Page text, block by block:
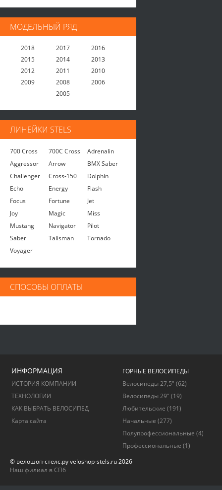
МОДЕЛЬНЫЙ РЯД
2018 2017
2016
2015
2014
2013
2012
2011
2010
2009
2008
2006
2005
ЛИНЕЙКИ STELS
700 Cross 700C Cross
Adrenalin
Aggressor
Arrow
BMX Saber
Challenger
Cross-150
Dolphin
Echo
Energy
Flash
Focus
Fortune
Jet
Joy
Magic
Miss
Mustang
Navigator
Pilot
Saber
Talisman
Tornado
Voyager
СПОСОБЫ ОПЛАТЫ
ИНФОРМАЦИЯ
ИСТОРИЯ КОМПАНИИ
ТЕХНОЛОГИИ
КАК ВЫБРАТЬ ВЕЛОСИПЕД
Карта сайта
ГОРНЫЕ ВЕЛОСИПЕДЫ
Велосипеды 27,5" (62)
Велосипеды 29" (19)
Любительские (191)
Начальные (277)
Полупрофессиональные (4)
Профессиональные (1)
© велошоп-стелс.ру veloshop-stels.ru 2026
Наш филиал в СПб